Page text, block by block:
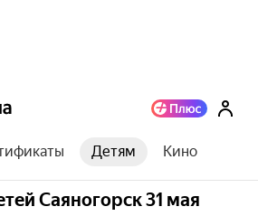
Детям Кино
Саяногорск 31 мая